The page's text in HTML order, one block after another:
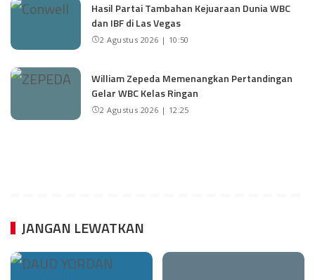
Hasil Partai Tambahan Kejuaraan Dunia WBC
dan IBF di Las Vegas
2 Agustus 2026 | 10:50
William Zepeda Memenangkan Pertandingan
Gelar WBC Kelas Ringan
2 Agustus 2026 | 12:25
JANGAN LEWATKAN